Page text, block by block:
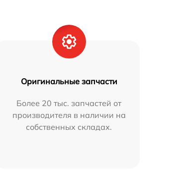
Оригинальные запчасти
Более 20 тыс. запчастей от
производителя в наличии на
собственных складах.